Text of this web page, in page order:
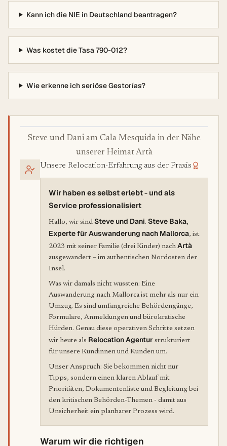
Kann ich die NIE in Deutschland beantragen?
Was kostet die Tasa 790-012?
Wie erkenne ich seriöse Gestorías?
Steve und Dani am Cala Mesquida in der Nähe
unserer Heimat Artà
Unsere Relocation-Erfahrung aus der Praxis
Wir haben es selbst erlebt - und als
Service professionalisiert
Hallo, wir sind Steve und Dani. Steve Baka,
Experte für Auswanderung nach Mallorca, ist
2023 mit seiner Familie (drei Kinder) nach Artà
ausgewandert – im authentischen Nordosten der
Insel.
Was wir damals nicht wussten: Eine
Auswanderung nach Mallorca ist mehr als nur ein
Umzug. Es sind umfangreiche Behördengänge,
Formulare, Anmeldungen und bürokratische
Hürden. Genau diese operativen Schritte setzen
wir heute als Relocation Agentur strukturiert
für unsere Kundinnen und Kunden um.
Unser Anspruch: Sie bekommen nicht nur
Tipps, sondern einen klaren Ablauf mit
Prioritäten, Dokumentenliste und Begleitung bei
den kritischen Behörden-Themen - damit aus
Unsicherheit ein planbarer Prozess wird.
Warum wir die richtigen